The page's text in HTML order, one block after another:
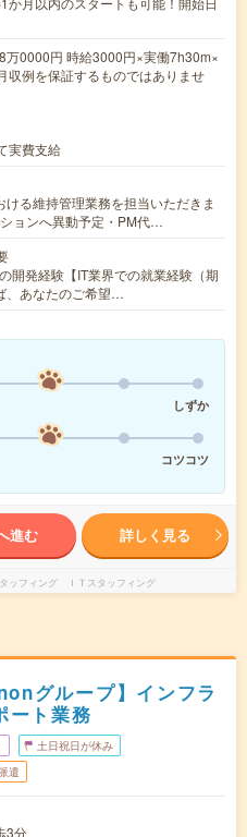
0000円 時給3000円×実働7h30m×
例を保証するものではありませ
実費支給
ける維持管理業務を担当いただきま
ョンへ異動予定・PM代…
開発経験【IT業界での就業経験（期
、あなたのご希望…
しずか
コツコツ
進む 詳しく見る
ッフィング ＩＴスタッフィング
グループ】インフラ
ート業務
土日祝日が休み
遣
3分